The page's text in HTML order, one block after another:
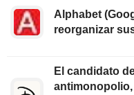
Alphabet
reorganizar
El candidato